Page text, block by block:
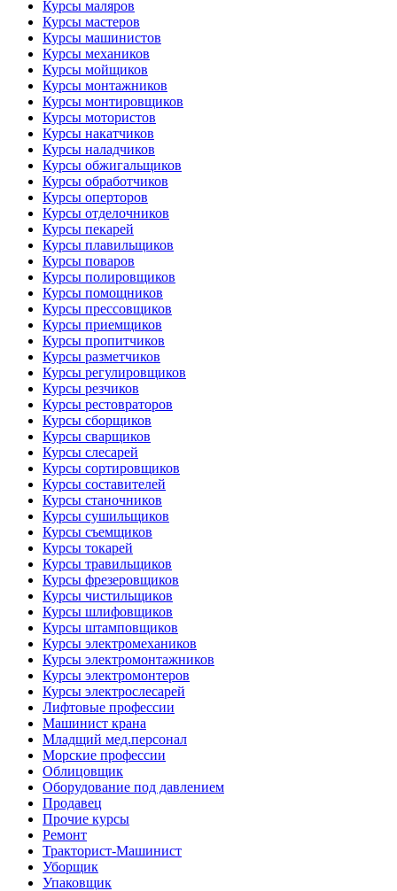
Курсы маляров
Курсы мастеров
Курсы машинистов
Курсы механиков
Курсы мойщиков
Курсы монтажников
Курсы монтировщиков
Курсы мотористов
Курсы накатчиков
Курсы наладчиков
Курсы обжигальщиков
Курсы обработчиков
Курсы оперторов
Курсы отделочников
Курсы пекарей
Курсы плавильщиков
Курсы поваров
Курсы полировщиков
Курсы помощников
Курсы прессовщиков
Курсы приемщиков
Курсы пропитчиков
Курсы разметчиков
Курсы регулировщиков
Курсы резчиков
Курсы рестовраторов
Курсы сборщиков
Курсы сварщиков
Курсы слесарей
Курсы сортировщиков
Курсы составителей
Курсы станочников
Курсы сушильщиков
Курсы съемщиков
Курсы токарей
Курсы травильщиков
Курсы фрезеровщиков
Курсы чистильщиков
Курсы шлифовщиков
Курсы штамповщиков
Курсы электромехаников
Курсы электромонтажников
Курсы электромонтеров
Курсы электрослесарей
Лифтовые профессии
Машинист крана
Младщий мед.персонал
Морские профессии
Облицовщик
Оборудование под давлением
Продавец
Прочие курсы
Ремонт
Тракторист-Машинист
Уборщик
Упаковщик